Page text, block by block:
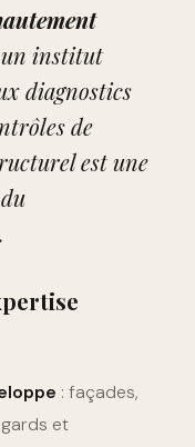
un institut
diagnostics
de
est une
: façades,
et